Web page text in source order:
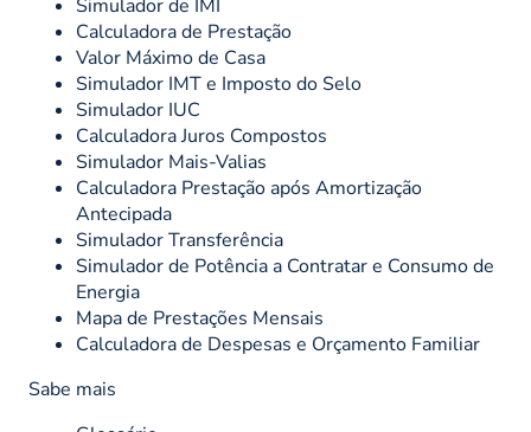
Simulador de IMI
Calculadora de Prestação
Valor Máximo de Casa
Simulador IMT e Imposto do Selo
Simulador IUC
Calculadora Juros Compostos
Simulador Mais-Valias
Calculadora Prestação após Amortização
Antecipada
Simulador Transferência
Simulador de Potência a Contratar e Consumo de
Energia
Mapa de Prestações Mensais
Calculadora de Despesas e Orçamento Familiar
Sabe mais